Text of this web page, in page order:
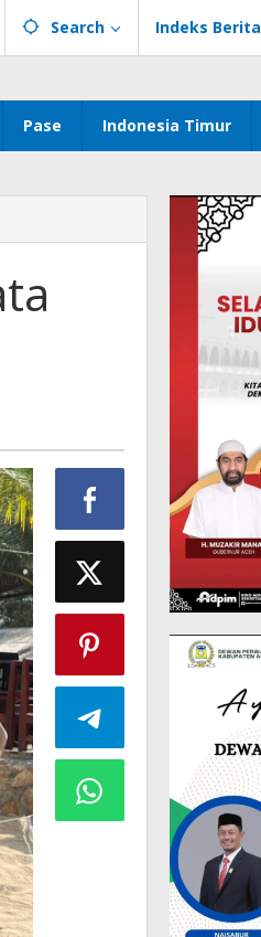
Search Indeks Berita
Pase Indonesia Timur